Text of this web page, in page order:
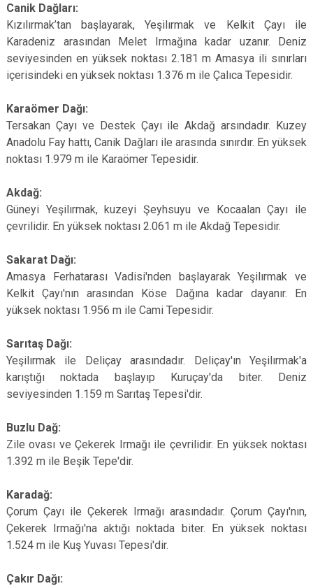
Canik Dağları:
Kızılırmak’tan başlayarak, Yeşilırmak ve Kelkit Çayı ile
Karadeniz arasından Melet Irmağına kadar uzanır. Deniz
seviyesinden en yüksek noktası 2.181 m Amasya ili sınırları
içerisindeki en yüksek noktası 1.376 m ile Çalıca Tepesidir.
Karaömer Dağı:
Tersakan Çayı ve Destek Çayı ile Akdağ arsındadır. Kuzey
Anadolu Fay hattı, Canik Dağları ile arasında sınırdır. En yüksek
noktası 1.979 m ile Karaömer Tepesidir.
Akdağ:
Güneyi Yeşilırmak, kuzeyi Şeyhsuyu ve Kocaalan Çayı ile
çevrilidir. En yüksek noktası 2.061 m ile Akdağ Tepesidir.
Sakarat Dağı:
Amasya Ferhatarası Vadisi'nden başlayarak Yeşilırmak ve
Kelkit Çayı'nın arasından Köse Dağına kadar dayanır. En
yüksek noktası 1.956 m ile Cami Tepesidir.
Sarıtaş Dağı:
Yeşilırmak ile Deliçay arasındadır. Deliçay'ın Yeşilırmak'a
karıştığı noktada başlayıp Kuruçay'da biter. Deniz
seviyesinden 1.159 m Sarıtaş Tepesi'dir.
Buzlu Dağ:
Zile ovası ve Çekerek Irmağı ile çevrilidir. En yüksek noktası
1.392 m ile Beşik Tepe'dir.
Karadağ:
Çorum Çayı ile Çekerek Irmağı arasındadır. Çorum Çayı'nın,
Çekerek Irmağı'na aktığı noktada biter. En yüksek noktası
1.524 m ile Kuş Yuvası Tepesi'dir.
Çakır Dağı: